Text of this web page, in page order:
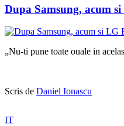
Dupa Samsung, acum
„Nu-ti pune toate ouale in
Scris de Daniel Ionascu
IT